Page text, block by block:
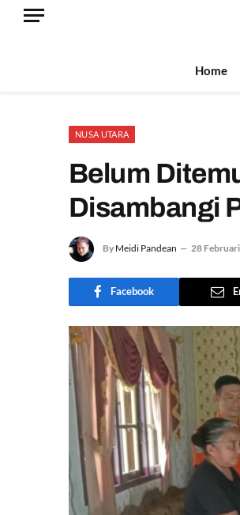
Home
NUSA UTARA
Belum
Disambangi
By Meidi Pandean 28
Facebook